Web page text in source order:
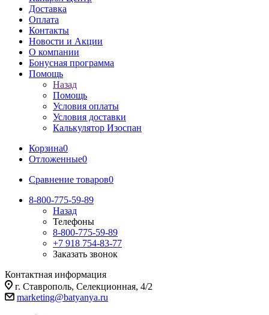
Доставка
Оплата
Контакты
Новости и Акции
О компании
Бонусная программа
Помощь
Назад
Помощь
Условия оплаты
Условия доставки
Калькулятор Изоспан
Корзина0
Отложенные0
Сравнение товаров0
8-800-775-59-89
Назад
Телефоны
8-800-775-59-89
+7 918 754-83-77
Заказать звонок
Контактная информация
г. Ставрополь, Селекционная, 4/2
marketing@batyanya.ru